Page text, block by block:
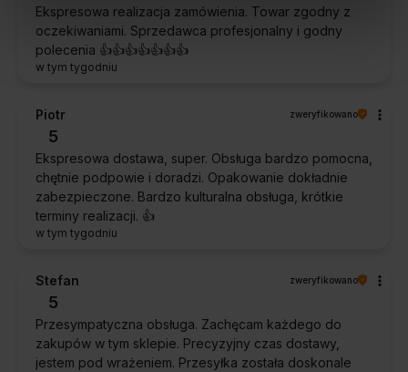
Ekspresowa realizacja zamówienia. Towar zgodny z
oczekiwaniami. Sprzedawca profesjonalny i godny
polecenia 👍️👍️👍️👍️👍️👍️👍️
w tym tygodniu
Piotr zweryfikowano
5
Ekspresowa dostawa, super. Obsługa bardzo pomocna,
chętnie podpowie i doradzi. Opakowanie dokładnie
zabezpieczone. Bardzo kulturalna obsługa, krótkie
terminy realizacji. 👍️
w tym tygodniu
Stefan zweryfikowano
5
Przesympatyczna obsługa. Zachęcam każdego do
zakupów w tym sklepie. Precyzyjny czas dostawy,
jestem pod wrażeniem. Przesyłka została doskonale